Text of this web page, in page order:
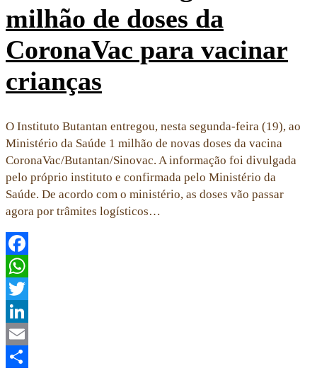
milhão de doses da
CoronaVac para vacinar
crianças
O Instituto Butantan entregou, nesta segunda-feira (19), ao
Ministério da Saúde 1 milhão de novas doses da vacina
CoronaVac/Butantan/Sinovac. A informação foi divulgada
pelo próprio instituto e confirmada pelo Ministério da
Saúde. De acordo com o ministério, as doses vão passar
agora por trâmites logísticos…
Facebook
WhatsApp
Twitter
LinkedIn
Email